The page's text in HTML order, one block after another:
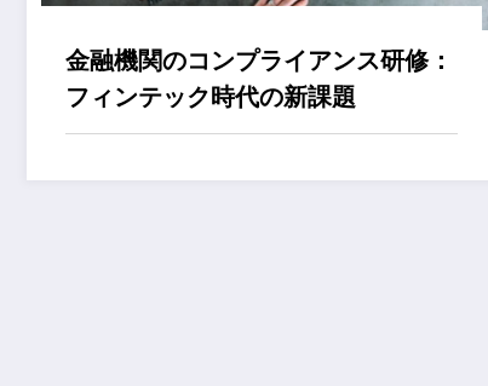
金融機関のコンプライアンス研修：
フィンテック時代の新課題